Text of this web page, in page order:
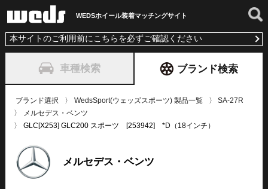
WEDSホイール装着マッチングサイト
本サイトのご利用前にこちらを必ずご確認ください
車種検索 ブランド検索
ブランド選択 WedsSport(ウェッズスポーツ) 製品一覧
SA-27R
メルセデス・ベンツ
GLC[X253] GLC200 スポーツ [253942] *D（18インチ）
メルセデス・ベンツ